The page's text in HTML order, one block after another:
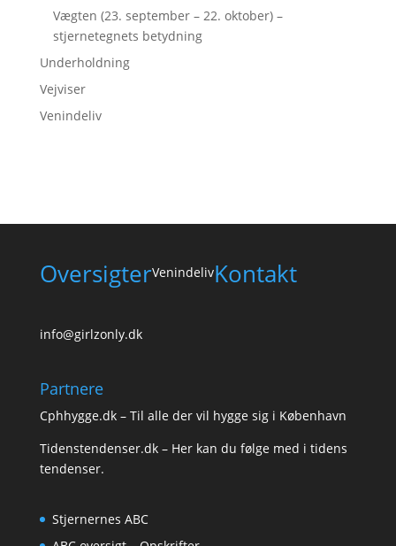
Vægten (23. september – 22. oktober) –
stjernetegnets betydning
Underholdning
Vejviser
Venindeliv
OversigterVenindelivKontakt
info@girlzonly.dk
Partnere
Cphhygge.dk– Til alle der vil hygge sig i København
Tidenstendenser.dk– Her kan du følge med i tidens
tendenser.
Stjernernes ABC